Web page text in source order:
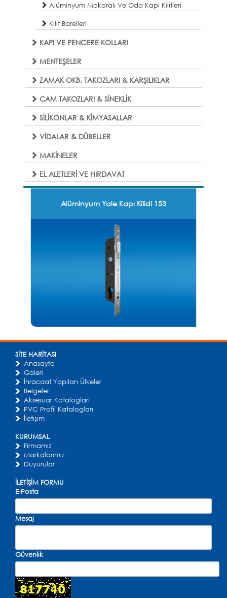
Alüminyum Makaralı Ve Oda Kapı Kilitleri
Kilit Barelleri
KAPI VE PENCERE KOLLARI
MENTEŞELER
ZAMAK OKB. TAKOZLARI & KARŞILIKLAR
CAM TAKOZLARI & SİNEKLİK
SİLİKONLAR & KİMYASALLAR
VİDALAR & DÜBELLER
MAKİNELER
EL ALETLERİ VE HIRDAVAT
Alüminyum Yale Kapı Kilidi 153
SİTE HARİTASI
Anasayfa
Galeri
İhracaat Yapılan Ülkeler
Belgeler
Aksesuar Katalogları
PVC Profil Katalogları
İletişim
KURUMSAL
Firmamız
Markalarımız
Duyurular
İLETİŞİM FORMU
E-Posta
Mesaj
Güvenlik